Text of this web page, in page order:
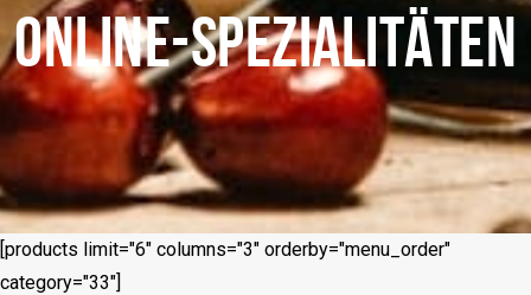
ONLINE-SPEZIALITÄTEN
[products limit="6" columns="3" orderby="menu_order"
category="33"]